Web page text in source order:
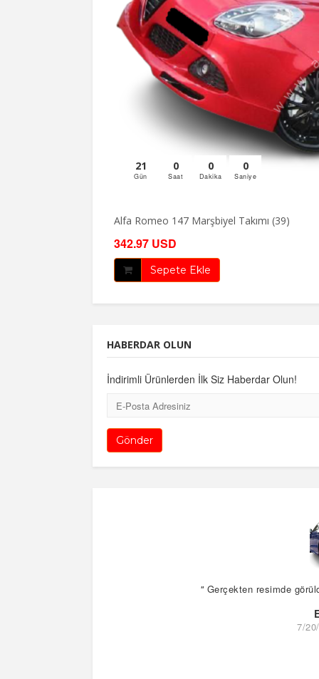
21
Gün
0
Saat
0
Dakika
0
Saniye
Alfa Romeo 147 Marşbiyel Takımı (39)
342.97 USD
Sepete Ekle
HABERDAR OLUN
İndirimli Ürünlerden İlk Siz Haberdar Olun!
Posta
Gönder
"Gerçekten resimde
7/